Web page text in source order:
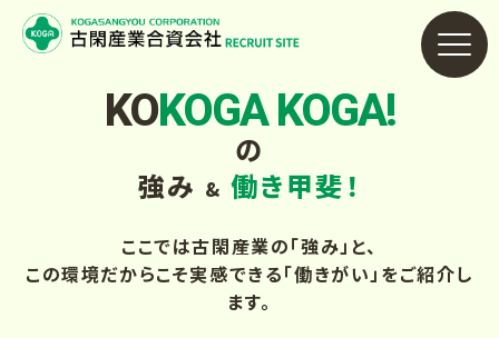
KOKOGA KOGA!
の
強み & 働き甲斐！
ここでは古閑産業の「強み」と、
この環境だからこそ実感できる「働きがい」をご紹介し
ます。